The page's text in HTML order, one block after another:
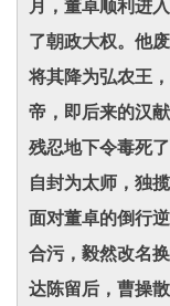
月，董卓顺利进
了朝政大权。他
将其降为弘农王
帝，即后来的汉
残忍地下令毒死
自封为太师，独
面对董卓的倒行
合污，毅然改名
达陈留后，曹操